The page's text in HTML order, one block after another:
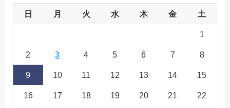
日 月 火 水 木 金 土
1
2 3 4 5 6 7 8
9 10 11 12 13 14 15
16 17 18 19 20 21 22